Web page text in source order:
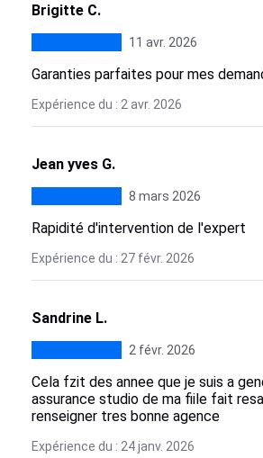
Brigitte C.
11 avr. 2026
Garanties parfaites pour mes
Expérience du : 2 avr. 2026
Jean yves G.
8 mars 2026
Rapidité d'intervention de l'expert
Expérience du : 27 févr. 2026
Sandrine L.
2 févr. 2026
Cela fzit des annee que je suis a
assurance studio de ma fiile fait
renseigner tres bonne agence
Expérience du : 24 janv. 2026